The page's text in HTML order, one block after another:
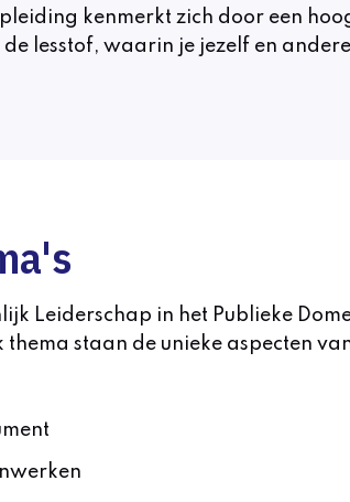
kenmerkt zich door een
lesstof, waarin je jezelf en
Leiderschap in het Publieke
thema staan de unieke aspecten